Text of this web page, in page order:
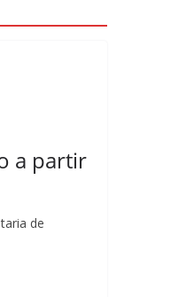
a partir
de